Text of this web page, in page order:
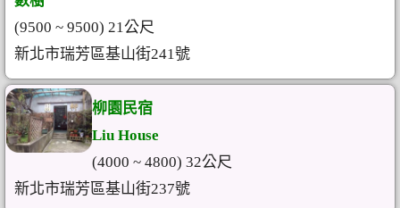
(9500 ~ 9500) 21公尺
新北市瑞芳區基山街241號
柳園民宿
Liu House
(4000 ~ 4800) 32公尺
新北市瑞芳區基山街237號